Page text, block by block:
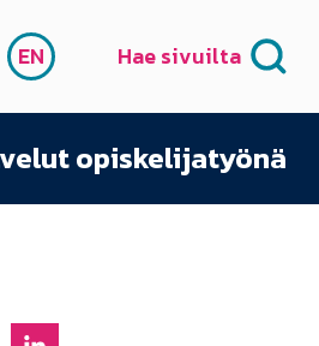
ENGLISH
EN Hae sivuilta
opiskelijatyönä